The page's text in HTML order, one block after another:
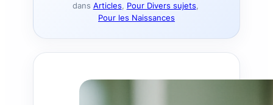
dans Articles, Pour Divers sujets
Pour les Naissances